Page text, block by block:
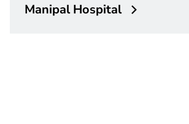
Manipal Hospital